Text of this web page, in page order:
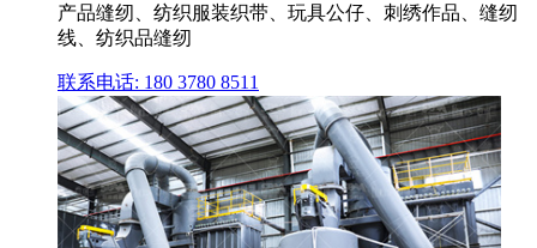
产品缝纫、纺织服装织带、玩具公仔、刺绣作品、缝纫
线、纺织品缝纫
联系电话: 180 3780 8511